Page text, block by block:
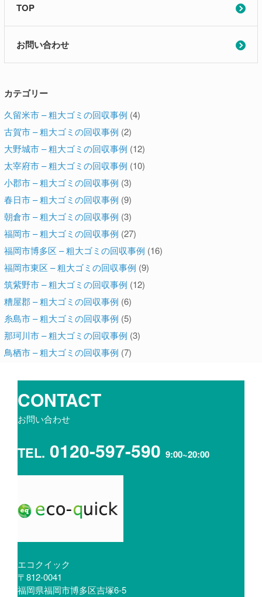
TOP
お問い合わせ
カテゴリー
久留米市 – 粗大ゴミの回収事例 (4)
古賀市 – 粗大ゴミの回収事例 (2)
大野城市 – 粗大ゴミの回収事例 (12)
太宰府市 – 粗大ゴミの回収事例 (10)
小郡市 – 粗大ゴミの回収事例 (3)
春日市 – 粗大ゴミの回収事例 (9)
朝倉市 – 粗大ゴミの回収事例 (3)
福岡市 – 粗大ゴミの回収事例 (27)
福岡市博多区 – 粗大ゴミの回収事例 (16)
福岡市東区 – 粗大ゴミの回収事例 (9)
筑紫野市 – 粗大ゴミの回収事例 (12)
糟屋郡 – 粗大ゴミの回収事例 (6)
糸島市 – 粗大ゴミの回収事例 (5)
那珂川市 – 粗大ゴミの回収事例 (3)
鳥栖市 – 粗大ゴミの回収事例 (7)
CONTACT
お問い合わせ
TEL. 0120-597-590 9:00~20:00
エコクイック
〒812-0041
福岡県福岡市博多区吉塚6-5